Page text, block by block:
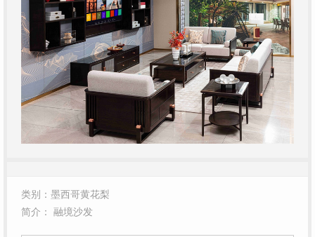
类别：墨西哥黄花梨
简介： 融境沙发